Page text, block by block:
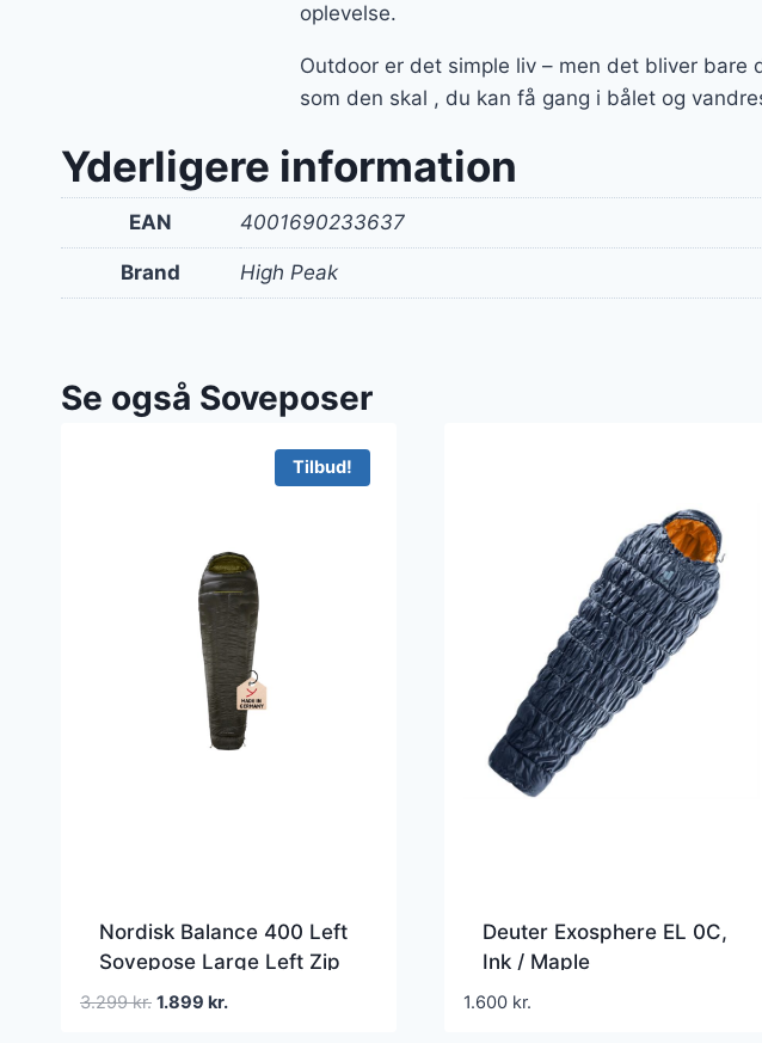
oplevelse.
Outdoor er det simple liv – men det bliver
som den skal , du kan få gang i bålet og
Yderligere information
EAN 4001690233637
Brand High Peak
Se også Soveposer
Tilbud!
Nordisk Balance 400 Left
Sovepose Large Left Zip
220 cm
3.299kr. Den
1.899 kr.Den
Deuter Exosphere EL 0C,
Ink / Maple
1.600 kr.